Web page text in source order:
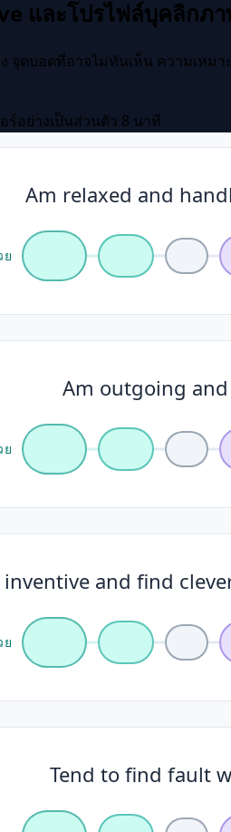
และโปรไฟล์บุคลิกภ
จุดบอดที่อาจไม่ทันเห็น ความเ
ร์อย่างเป็นส่วนตัว 8 นาที
Am relaxed and
Am outgoing
and find
Tend to find fault